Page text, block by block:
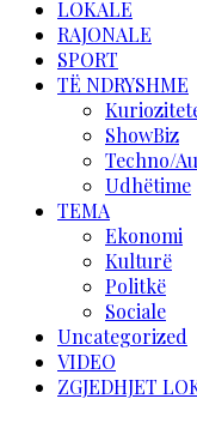
LOKALE
RAJONALE
SPORT
TË NDRYSHME
ShowBiz
Techno/
Udhëtime
TEMA
Ekonomi
Kulturë
Politkë
Sociale
Uncategorized
VIDEO
ZGJEDHJET